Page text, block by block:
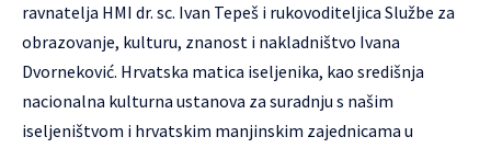
ravnatelja HMI dr. sc. Ivan Tepeš i rukovoditeljica Službe za
obrazovanje, kulturu, znanost i nakladništvo Ivana
Dvorneković. Hrvatska matica iseljenika, kao središnja
nacionalna kulturna ustanova za suradnju s našim
iseljeništvom i hrvatskim manjinskim zajednicama u